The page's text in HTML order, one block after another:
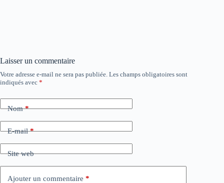
Laisser un commentaire
Votre adresse e-mail ne sera pas publiée. Les champs obligatoires sont
indiqués avec *
Nom*
E-mail*
Site web
Ajouter un commentaire *